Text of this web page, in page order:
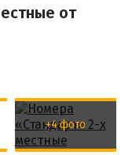
от
+4 фото